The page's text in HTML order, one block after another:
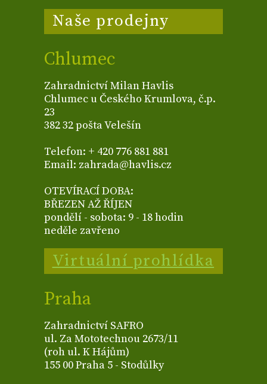
Naše prodejny
Chlumec
Zahradnictví Milan Havlis
Chlumec u Českého Krumlova, č.p.
23
382 32 pošta Velešín
Telefon: + 420 776 881 881
Email: zahrada@havlis.cz
OTEVÍRACÍ DOBA:
BŘEZEN AŽ ŘÍJEN
pondělí - sobota: 9 - 18 hodin
neděle zavřeno
Virtuální prohlídka
Praha
Zahradnictví SAFRO
ul. Za Mototechnou 2673/11
(roh ul. K Hájům)
155 00 Praha 5 - Stodůlky